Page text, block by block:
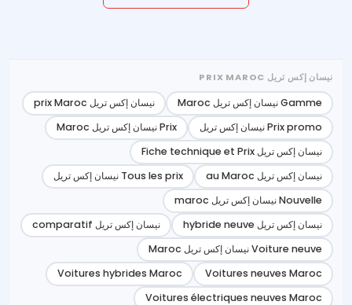
نيسان إكس تريل PRIX MAROC
Gamme نيسان إكس تريل Maroc
نيسان إكس تريل prix Maroc
Prix promo نيسان إكس تريل
Prix نيسان إكس تريل Maroc
نيسان إكس تريل Fiche technique et Prix
نيسان إكس تريل au Maroc
Tous les prix نيسان إكس تريل
Nouvelle نيسان إكس تريل maroc
نيسان إكس تريل hybride neuve
نيسان إكس تريل comparatif
Voiture neuve نيسان إكس تريل Maroc
Voitures neuves Maroc
Voitures hybrides Maroc
Voitures électriques neuves Maroc